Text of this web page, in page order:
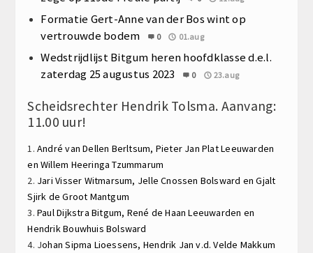
Formatie Gert-Anne van der Bos wint op
vertrouwde bodem
0 01.aug
Wedstrijdlijst Bitgum heren hoofdklasse d.e.l.
zaterdag 25 augustus 2023
0 23.aug
Scheidsrechter Hendrik Tolsma. Aanvang:
11.00 uur!
1.André van Dellen Berltsum, Pieter Jan PlatLeeuwarden
enWillem HeeringaTzummarum
2. Jari Visser Witmarsum, Jelle Cnossen Bolsward enGjalt
Sjirk de Groot Mantgum
3.Paul Dijkstra Bitgum, René de HaanLeeuwarden en
Hendrik Bouwhuis Bolsward
4. Johan Sipma Lioessens, Hendrik Jan v.d. Velde Makkum